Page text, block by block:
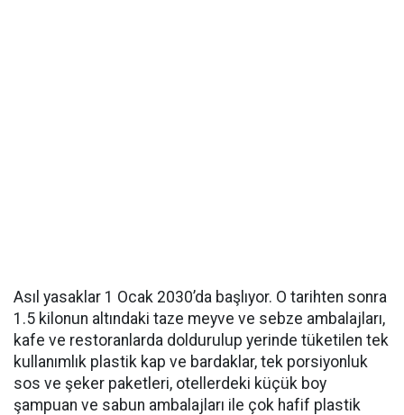
Asıl yasaklar 1 Ocak 2030’da başlıyor. O tarihten sonra
1.5 kilonun altındaki taze meyve ve sebze ambalajları,
kafe ve restoranlarda doldurulup yerinde tüketilen tek
kullanımlık plastik kap ve bardaklar, tek porsiyonluk
sos ve şeker paketleri, otellerdeki küçük boy
şampuan ve sabun ambalajları ile çok hafif plastik